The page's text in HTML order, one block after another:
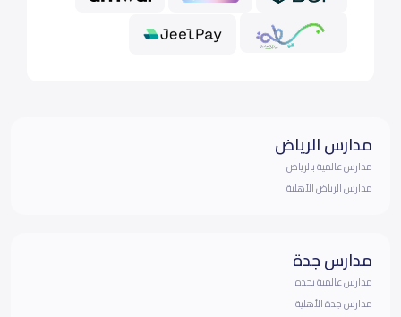
مدارس الرياض
مدارس عالمية بالرياض
مدارس الرياض الأهلية
مدارس جدة
مدارس عالمية بجده
مدارس جدة الأهلية